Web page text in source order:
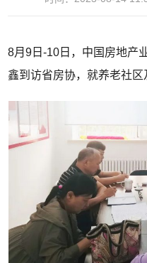
8月9日-10日，中国房地产
鑫到访省房协，就养老社区